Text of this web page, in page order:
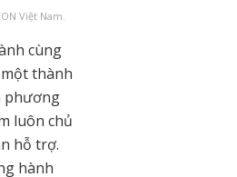
Việt Nam.
cùng
thành
phương
luôn chủ
hỗ trợ.
hành